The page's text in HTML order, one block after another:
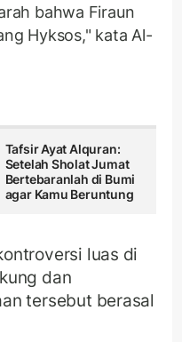
bahwa Firaun
Hyksos," kata Al-
Tafsir Ayat Alquran:
Setelah Sholat Jumat
Bertebaranlah di Bumi
agar Kamu Beruntung
luas di
dan
tersebut berasal